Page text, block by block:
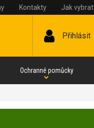
Kontakty Jak vybrat
Přihlásit
Ochranné pomůcky